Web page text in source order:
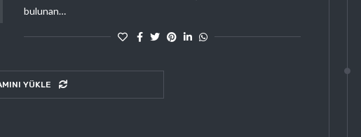
bulunan…
YÜKLE